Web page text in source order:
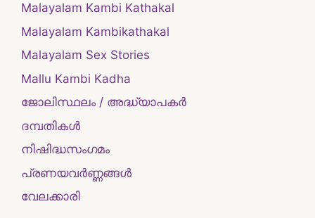
Malayalam Kambi Kathakal
Malayalam Kambikathakal
Malayalam Sex Stories
Mallu Kambi Kadha
ജോലിസ്ഥലം / അദ്ധ്യാപകർ
ദമ്പതികള്‍
നിഷിദ്ധസംഗമം
പ്രണയവർണ്ണങ്ങൾ
വേലക്കാരി